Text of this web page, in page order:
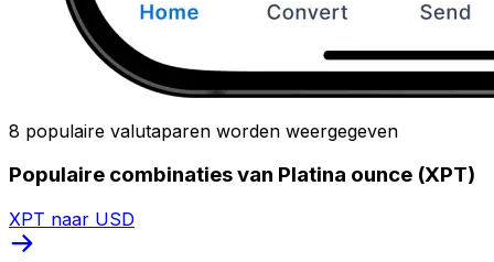
8 populaire valutaparen worden weergegeven
Populaire combinaties van Platina ounce (XPT)
XPT naar USD